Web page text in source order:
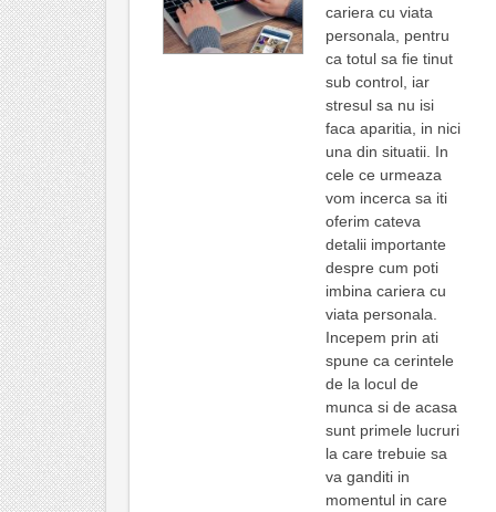
cariera cu viata
personala, pentru
ca totul sa fie tinut
sub control, iar
stresul sa nu isi
faca aparitia, in nici
una din situatii. In
cele ce urmeaza
vom incerca sa iti
oferim cateva
detalii importante
despre cum poti
imbina cariera cu
viata personala.
Incepem prin ati
spune ca cerintele
de la locul de
munca si de acasa
sunt primele lucruri
la care trebuie sa
va ganditi in
momentul in care